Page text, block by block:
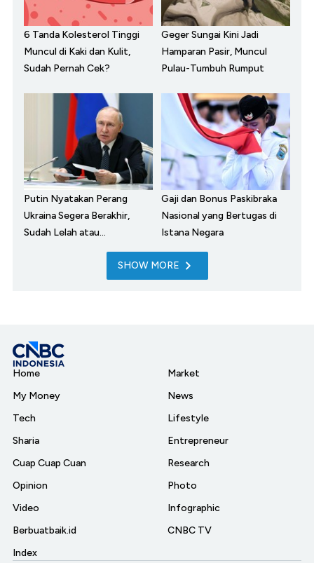
6 Tanda Kolesterol Tinggi
Muncul di Kaki dan Kulit,
Sudah Pernah Cek?
Geger Sungai Kini Jadi
Hamparan Pasir, Muncul
Pulau-Tumbuh Rumput
Putin Nyatakan Perang
Ukraina Segera Berakhir,
Sudah Lelah atau...
Gaji dan Bonus Paskibraka
Nasional yang Bertugas di
Istana Negara
SHOW MORE
Home
My Money
Tech
Sharia
Cuap Cuap Cuan
Opinion
Video
Berbuatbaik.id
Index
Market
News
Lifestyle
Entrepreneur
Research
Photo
Infographic
CNBC TV